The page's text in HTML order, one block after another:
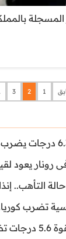
1
2
3
رونار يعود
التأهب..
تضرب
مصر